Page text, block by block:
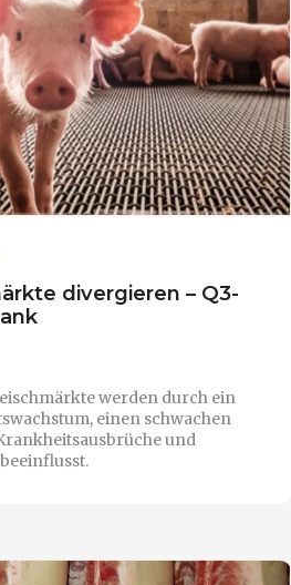
divergieren – Q3-
werden durch ein
einen schwachen
und